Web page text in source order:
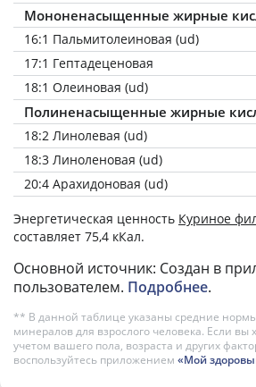
Мононенасыщенные жирные
16:1 Пальмитолеиновая (ud)
17:1 Гептадеценовая
18:1 Олеиновая (ud)
Полиненасыщенные жирные
18:2 Линолевая (ud)
18:3 Линоленовая (ud)
20:4 Арахидоновая (ud)
Энергетическая ценность Куриное
составляет 75,4 кКал.
Основной источник: Создан в
пользователем. Подробнее.
** В данной таблице указаны средние
минералов для взрослого человека. Если вы
учетом вашего пола, возраста и других
воспользуйтесь приложением «Мой